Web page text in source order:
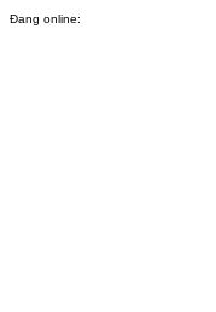
Đang online: